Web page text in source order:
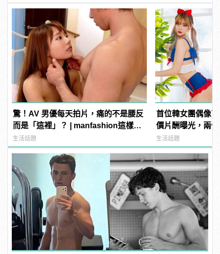
驚！AV 男優每天拍片，痛的不是腰反
而是「這裡」？ | manfashion這樣變
型男
生活話題
首位韓女團偶像
價片酬曝光，兩
生活話題